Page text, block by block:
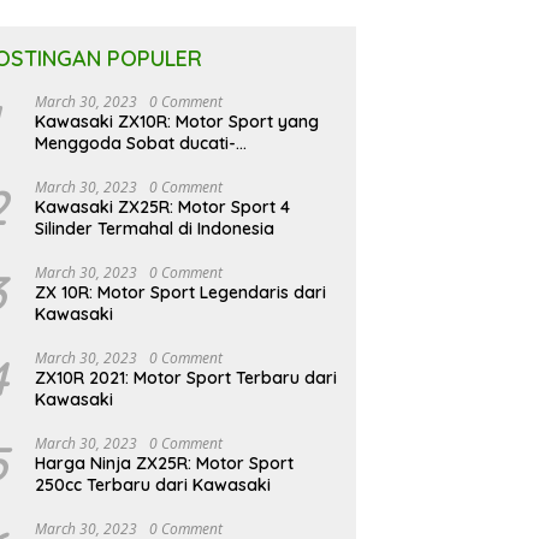
POPULER
March 30, 2023 0 Comment
Kawasaki ZX10R: Motor Sport yang
Menggoda Sobat ducati-
March 30, 2023 0 Comment
Kawasaki ZX25R: Motor Sport 4
Silinder Termahal di Indonesia
March 30, 2023 0 Comment
ZX 10R: Motor Sport Legendaris dari
Kawasaki
March 30, 2023 0 Comment
ZX10R 2021: Motor Sport Terbaru dari
Kawasaki
March 30, 2023 0 Comment
Harga Ninja ZX25R: Motor Sport
250cc Terbaru dari Kawasaki
March 30, 2023 0 Comment